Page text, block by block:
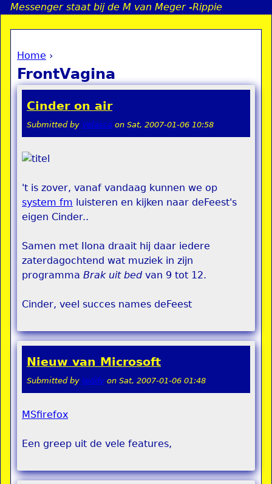
Jump to navigation
Messenger staat bij de M van Meger -Rippie
You are here
Home ›
FrontVagina
Cinder on air
Submitted by Velasca on Sat, 2007-01-06 10:58
't is zover, vanaf vandaag kunnen we op
system fm luisteren en kijken naar deFeest's
eigen Cinder..
Samen met Ilona draait hij daar iedere
zaterdagochtend wat muziek in zijn
programma Brak uit bedvan 9 tot 12.
Cinder, veel succes names deFeest
Nieuw van Microsoft
Submitted by teddy on Sat, 2007-01-06 01:48
MSfirefox
Een greep uit de vele features,